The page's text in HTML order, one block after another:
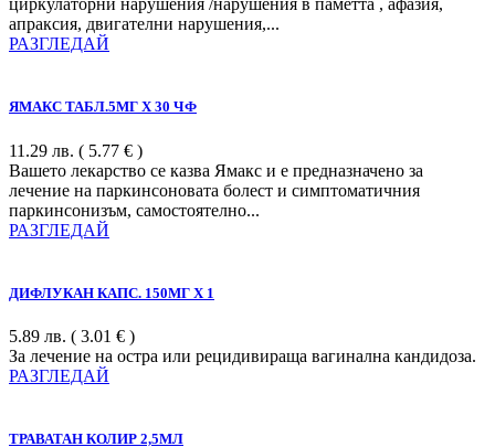
циркулаторни нарушения /нарушения в паметта , афазия,
апраксия, двигателни нарушения,...
РАЗГЛЕДАЙ
ЯМАКС ТАБЛ.5МГ Х 30 ЧФ
11.29 лв. ( 5.77 € )
Вашето лекарство се казва Ямакс и е предназначено за
лечение на паркинсоновата болест и симптоматичния
паркинсонизъм, самостоятелно...
РАЗГЛЕДАЙ
ДИФЛУКАН КАПС. 150МГ Х 1
5.89 лв. ( 3.01 € )
За лечение на остра или рецидивираща вагинална кандидоза.
РАЗГЛЕДАЙ
ТРАВАТАН КОЛИР 2,5МЛ